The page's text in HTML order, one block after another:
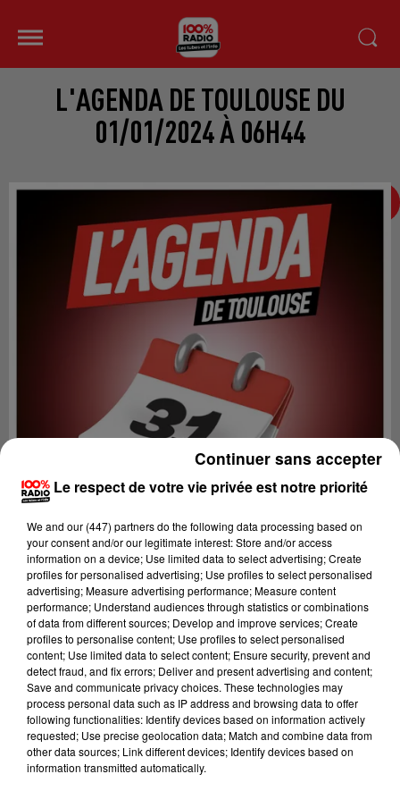
L'AGENDA DE TOULOUSE DU
01/01/2024 À 06H44
Lecture (1 min 15 sec)
100%
100% Radio l'agenda de Toulouse
Le respect de votre vie privée est notre priorité
We and our (447) partnersdo the following data processing based on
your consent and/or our legitimate interest: Store and/or access
information on a device; Use limited data to select advertising; Create
profiles for personalised advertising; Use profiles to select personalised
advertising; Measure advertising performance; Measure content
performance; Understand audiences through statistics or combinations
of data from different sources; Develop and improve services; Create
profiles to personalise content; Use profiles to select personalised
content; Use limited data to select content; Ensure security, prevent and
detect fraud, and fix errors; Deliver and present advertising and content;
Save and communicate privacy choices. These technologies may
process personal data such as IP address and browsing data to offer
following functionalities: Identify devices based on information actively
requested; Use precise geolocation data; Match and combine data from
other data sources; Link different devices; Identify devices based on
information transmitted automatically.
Continuer sans accepter